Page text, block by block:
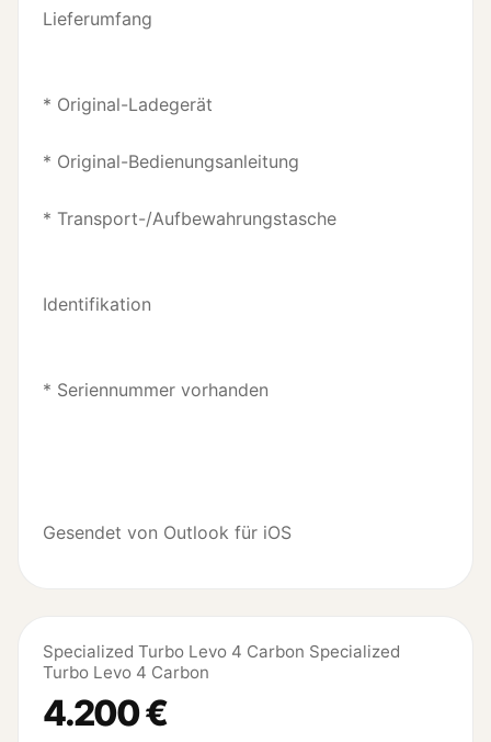
Lieferumfang
* Original-Ladegerät
* Original-Bed­ienungsanlei­tung
* Transport-/A­ufbewahrungs­tasche
Identifikation
* Seriennummer vorhanden
Gesendet von Outlook für iOS
Specialized Turbo Levo 4 Carbon Specialized
Turbo Levo 4 Carbon
4.200 €